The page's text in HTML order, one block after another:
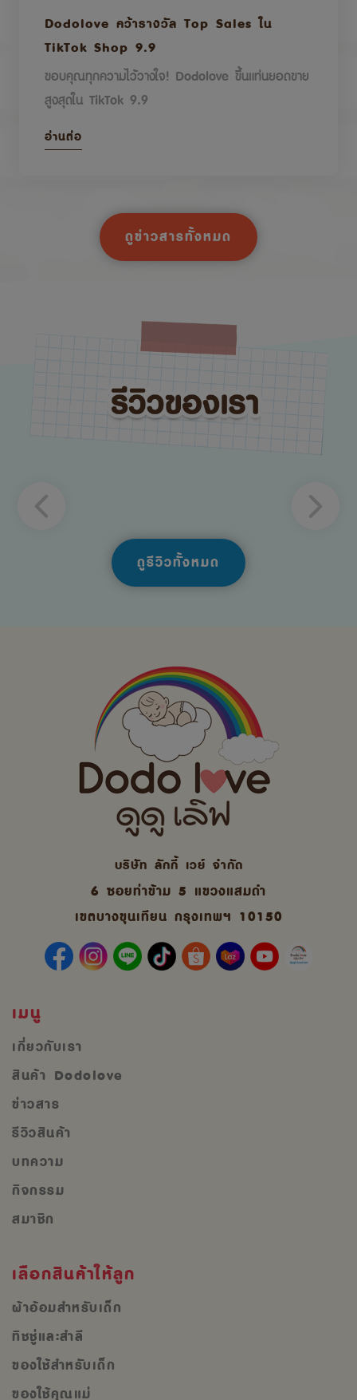
Dodolove คว้ารางวัล Top Sales ใน
TikTok Shop 9.9
ขอบคุณทุกความไว้วางใจ! Dodolove ขึ้นแท่นยอดขาย
สูงสุดใน TikTok 9.9
อ่านต่อ
ดูข่าวสารทั้งหมด
ดูรีวิวทั้งหมด
บริษัท ลักกี้ เวย์ จํากัด
6 ซอยท่าข้าม 5 แขวงแสมดำ
เขตบางขุนเทียน กรุงเทพฯ 10150
เมนู
เกี่ยวกับเรา
สินค้า Dodolove
ข่าวสาร
รีวิวสินค้า
บทความ
กิจกรรม
สมาชิก
เลือกสินค้าให้ลูก
ผ้าอ้อมสำหรับเด็ก
ทิชชู่และสำลี
ของใช้สำหรับเด็ก
ของใช้คุณแม่